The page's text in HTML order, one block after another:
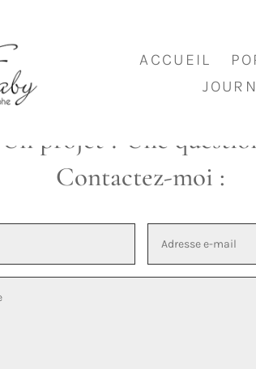
ACCUEIL
Faby, photographe des
artisanat, architecture
Un projet ? Une
Contactez-moi :